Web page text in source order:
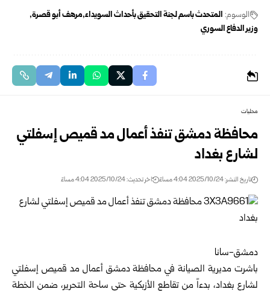
الوسوم: المتحدث باسم لجنة التحقيق بأحداث السويداء مرهف أبو قصرة
وزير الدفاع السوري
محليات
محافظة دمشق تنفذ أعمال مد قميص إسفلتي
لشارع بغداد
تاريخ النشر: 2025/10/24 4:04 مساءً اخر تحديث: 2025/10/24 4:04 مساءً
دمشق-سانا
باشرت مديرية الصيانة في محافظة دمشق أعمال مد قميص إسفلتي
لشارع بغداد، بدءاً من تقاطع الأزبكية حتى ساحة التحرير، ضمن الخطة